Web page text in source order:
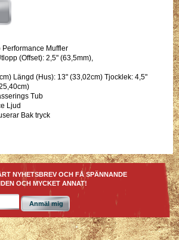
Performance Muffler
(Offset): 2,5" (63,5mm),
Längd (Hus): 13" (33,02cm) Tjocklek: 4,5"
Tub
Ljud
Bak tryck
NYHETSBREV OCH FÅ SPÄNNANDE
OCH MYCKET ANNAT!
Anmäl mig